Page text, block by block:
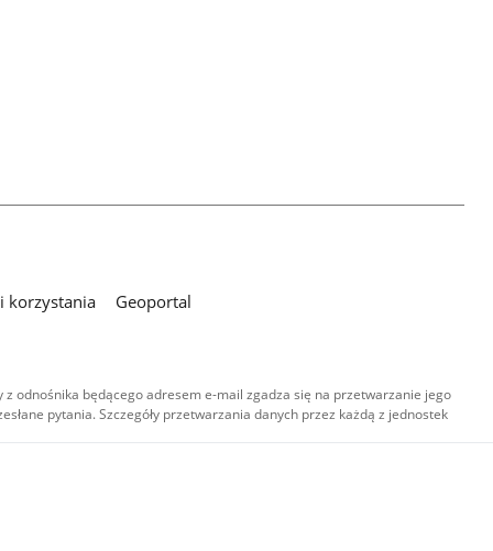
korzystania Geoportal
odnośnika będącego adresem e-mail zgadza się na przetwarzanie jego
pytania. Szczegóły przetwarzania danych przez każdą z jednostek